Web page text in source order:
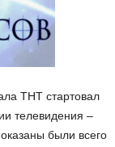
ТНТ стартовал
телевидения –
были всего